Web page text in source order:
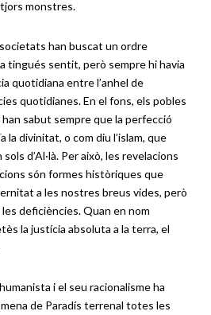
monstres.
han buscat un ordre
tingués sentit, però sempre hi havia
quotidiana entre l’anhel de
quotidianes. En el fons, els pobles
sabut sempre que la perfecció
la divinitat, o com diu l’islam, que
d’Al·là. Per això, les revelacions
són formes històriques que
a les nostres breus vides, però
deficiències. Quan en nom
la justícia absoluta a la terra, el
i el seu racionalisme ha
de Paradís terrenal totes les